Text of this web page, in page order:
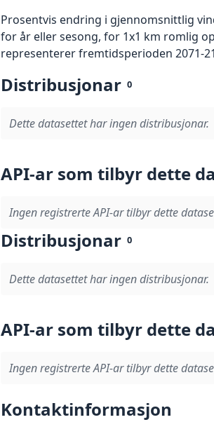
Prosentvis endring i gjennomsnittlig
for år eller sesong, for 1x1 km romlig
representerer fremtidsperioden 2071-
Distribusjonar 0
Dette datasettet har ingen distribusjonar.
API-ar som tilbyr dette
Ingen registrerte API-ar tilbyr dette
Distribusjonar 0
Dette datasettet har ingen distribusjonar.
API-ar som tilbyr dette
Ingen registrerte API-ar tilbyr dette
Kontaktinformasjon